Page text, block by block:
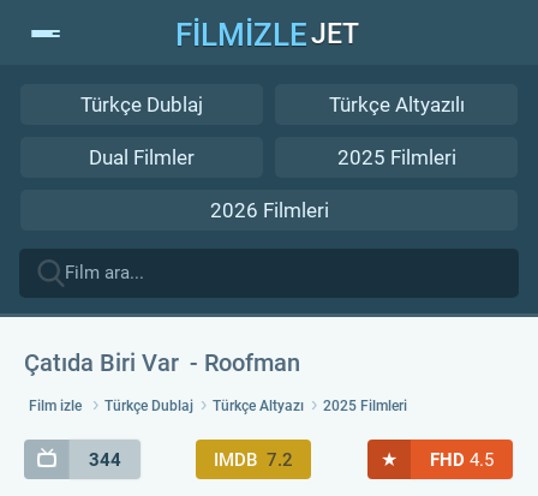
FİLMİZLEJET
Türkçe Dublaj Türkçe Altyazılı
Dual Filmler 2025 Filmleri
2026 Filmleri
Çatıda Biri Var Roofman
Film izle Türkçe Dublaj Türkçe Altyazı 2025 Filmleri
344 IMDB 7.2 ★ FHD 4.5